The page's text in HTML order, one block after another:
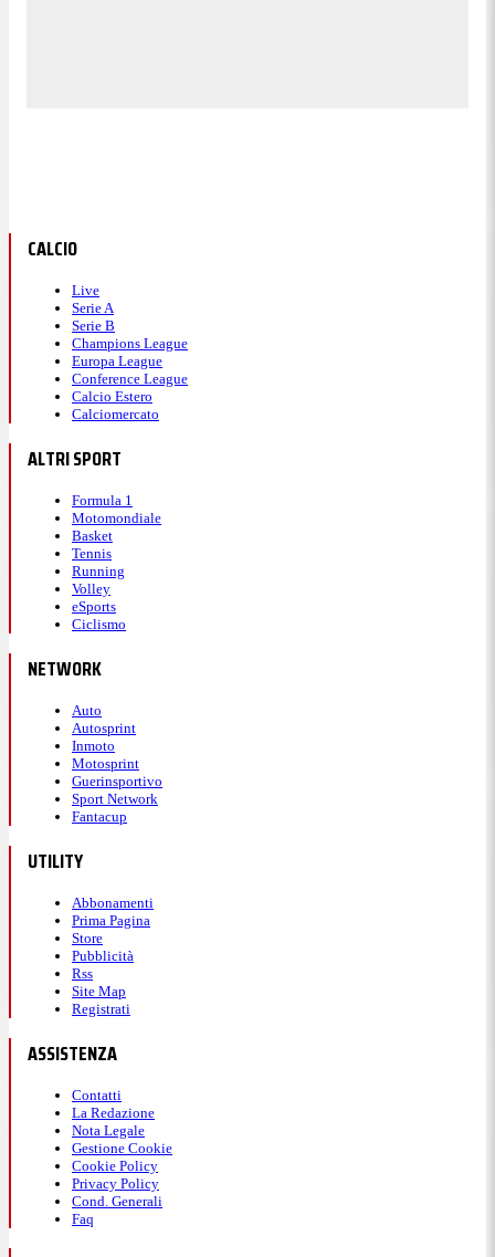
CALCIO
Live
Serie A
Serie B
Champions League
Europa League
Conference League
Calcio Estero
Calciomercato
ALTRI SPORT
Formula 1
Motomondiale
Basket
Tennis
Running
Volley
eSports
Ciclismo
NETWORK
Auto
Autosprint
Inmoto
Motosprint
Guerinsportivo
Sport Network
Fantacup
UTILITY
Abbonamenti
Prima Pagina
Store
Pubblicità
Rss
Site Map
Registrati
ASSISTENZA
Contatti
La Redazione
Nota Legale
Gestione Cookie
Cookie Policy
Privacy Policy
Cond. Generali
Faq